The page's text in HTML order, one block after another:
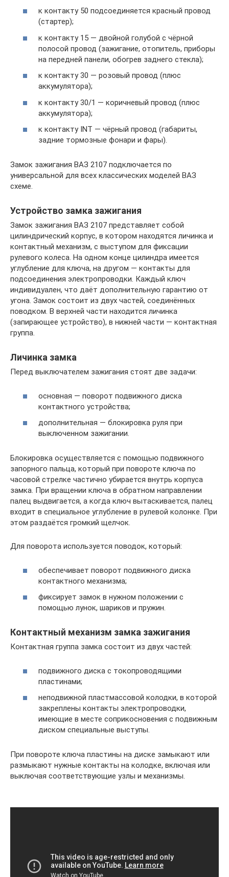
к контакту 50 подсоединяется красный провод
(стартер);
к контакту 15 — двойной голубой с чёрной
полосой провод (зажигание, отопитель, приборы
на передней панели, обогрев заднего стекла);
к контакту 30 — розовый провод (плюс
аккумулятора);
к контакту 30/1 — коричневый провод (плюс
аккумулятора);
к контакту INT — чёрный провод (габариты,
задние тормозные фонари и фары).
Замок зажигания ВАЗ 2107 подключается по
универсальной для всех классических моделей ВАЗ
схеме.
Устройство замка зажигания
Замок зажигания ВАЗ 2107 представляет собой
цилиндрический корпус, в котором находятся личинка и
контактный механизм, с выступом для фиксации
рулевого колеса. На одном конце цилиндра имеется
углубление для ключа, на другом — контакты для
подсоединения электропроводки. Каждый ключ
индивидуален, что даёт дополнительную гарантию от
угона. Замок состоит из двух частей, соединённых
поводком. В верхней части находится личинка
(запирающее устройство), в нижней части — контактная
группа.
Личинка замка
Перед выключателем зажигания стоят две задачи:
основная — поворот подвижного диска
контактного устройства;
дополнительная — блокировка руля при
выключенном зажигании.
Блокировка осуществляется с помощью подвижного
запорного пальца, который при повороте ключа по
часовой стрелке частично убирается внутрь корпуса
замка. При вращении ключа в обратном направлении
палец выдвигается, а когда ключ вытаскивается, палец
входит в специальное углубление в рулевой колонке. При
этом раздаётся громкий щелчок.
Для поворота используется поводок, который:
обеспечивает поворот подвижного диска
контактного механизма;
фиксирует замок в нужном положении с
помощью лунок, шариков и пружин.
Контактный механизм замка зажигания
Контактная группа замка состоит из двух частей:
подвижного диска с токопроводящими
пластинами;
неподвижной пластмассовой колодки, в которой
закреплены контакты электропроводки,
имеющие в месте соприкосновения с подвижным
диском специальные выступы.
При повороте ключа пластины на диске замыкают или
размыкают нужные контакты на колодке, включая или
выключая соответствующие узлы и механизмы.